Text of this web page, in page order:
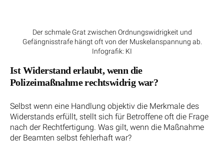
Der schmale Grat zwischen Ordnungswidrigkeit und
Gefängnisstrafe hängt oft von der Muskelanspannung ab.
Infografik: KI
Ist Widerstand erlaubt, wenn die
Polizeimaßnahme rechtswidrig war?
Selbst wenn eine Handlung objektiv die Merkmale des
Widerstands erfüllt, stellt sich für Betroffene oft die Frage
nach der Rechtfertigung. Was gilt, wenn die Maßnahme
der Beamten selbst fehlerhaft war?